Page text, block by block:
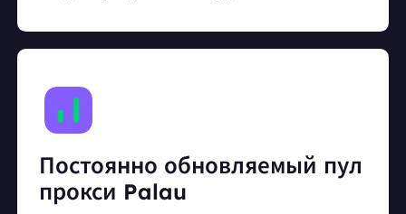
Постоянно обновляемый пул
прокси Palau